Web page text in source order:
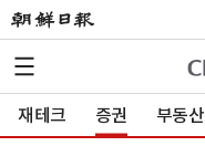
재테크 증권 부동산